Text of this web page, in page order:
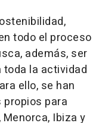
todo el proceso
además, ser
la actividad
ello, se han
para
Ibiza y